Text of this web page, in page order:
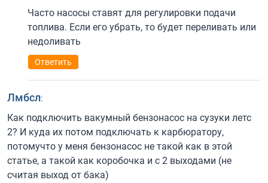
Часто насосы ставят для регулировки подачи
топлива. Если его убрать, то будет переливать или
недоливать
Ответить
Лмбсл:
Как подключить вакумный бензонасос на сузуки летс
2? И куда их потом подключать к карбюратору,
потомучто у меня бензонасос не такой как в этой
статье, а такой как коробочка и с 2 выходами (не
считая выход от бака)